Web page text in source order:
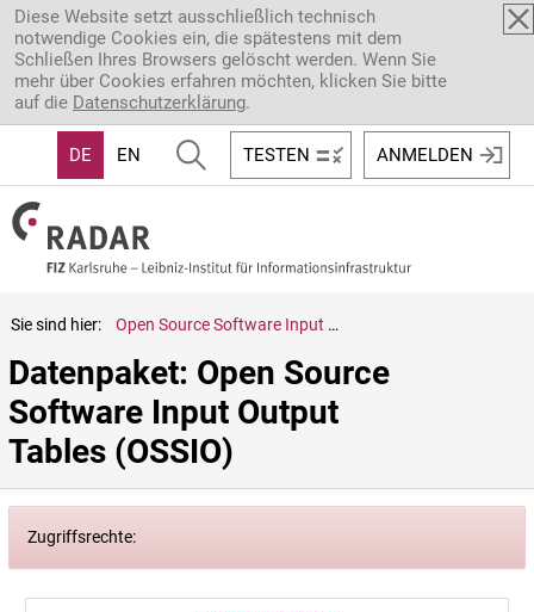
Direkt zum Inhalt
Diese Website setzt ausschließlich technisch
notwendige Cookies ein, die spätestens mit dem
Schließen Ihres Browsers gelöscht werden. Wenn Sie
mehr über Cookies erfahren möchten, klicken Sie bitte
auf die Datenschutzerklärung.
DE EN TESTEN ANMELDEN
Sie sind hier: Open Source Software Input Output Tables (OSSIO)
Datenpaket: Open Source
Software Input Output
Tables (OSSIO)
Zugriffsrechte: